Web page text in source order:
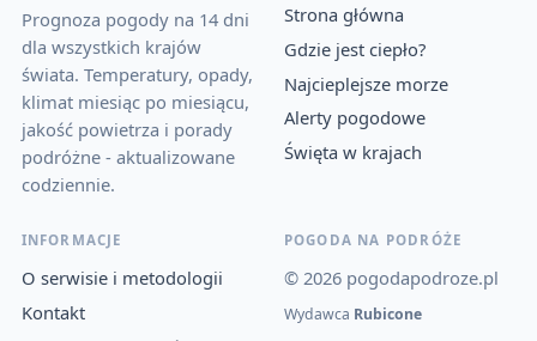
Prognoza pogody na 14 dni
dla wszystkich krajów
świata. Temperatury, opady,
klimat miesiąc po miesiącu,
jakość powietrza i porady
podróżne - aktualizowane
codziennie.
Strona główna
Gdzie jest ciepło?
Najcieplejsze morze
Alerty pogodowe
Święta w krajach
INFORMACJE
O serwisie i metodologii
Kontakt
POGODA NA PODRÓŻE
© 2026 pogodapodroze.pl
Wydawca Rubicone